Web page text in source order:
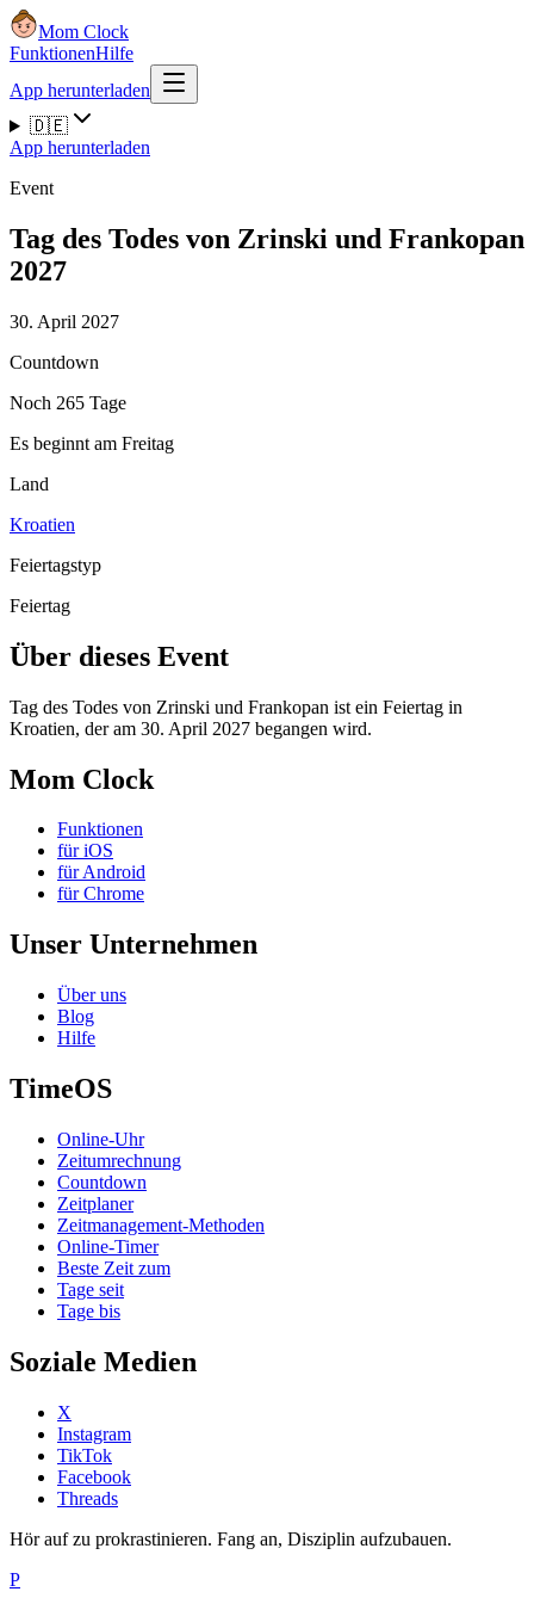
Mom Clock
FunktionenHilfe
App herunterladen
🇩🇪
App herunterladen
Event
Tag des Todes von Zrinski und Frankopan
2027
30. April 2027
Countdown
Noch 265 Tage
Es beginnt am Freitag
Land
Kroatien
Feiertagstyp
Feiertag
Über dieses Event
Tag des Todes von Zrinski und Frankopan ist ein Feiertag in
Kroatien, der am 30. April 2027 begangen wird.
Mom Clock
Funktionen
für iOS
für Android
für Chrome
Unser Unternehmen
Über uns
Blog
Hilfe
TimeOS
Online-Uhr
Zeitumrechnung
Countdown
Zeitplaner
Zeitmanagement-Methoden
Online-Timer
Beste Zeit zum
Tage seit
Tage bis
Soziale Medien
X
Instagram
TikTok
Facebook
Threads
Hör auf zu prokrastinieren. Fang an, Disziplin aufzubauen.
P